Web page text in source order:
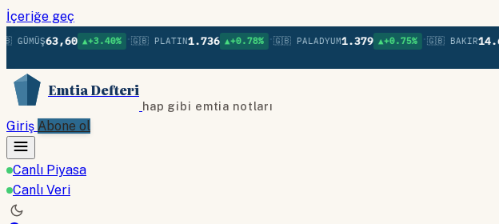
İçeriğe geç
63,60 ▲+3.40% •🇬🇧 PLATIN1.736 ▲+0.78% •🇬🇧 PALADYUM1.379 ▲+0.75% •🇬🇧 BAKIR14.658
Emtia Defteri
hap gibi emtia notları
Giriş Abone ol
Canlı Piyasa
Canlı Veri